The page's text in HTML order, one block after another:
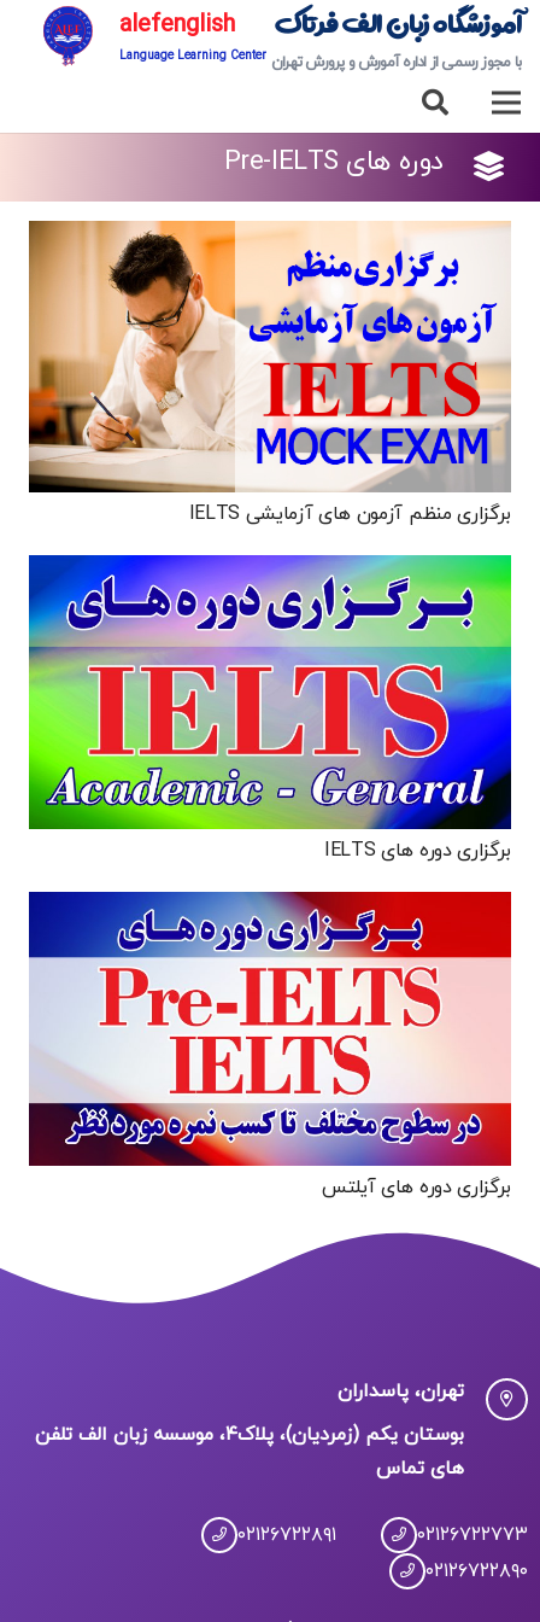
آموزشگاه زبان الف فرتاک
با مجوز رسمی از اداره آمورش و پرورش تهران
alefenglish
Language Learning Center
دوره های Pre-IELTS
برگزاری منظم آزمون های آزمایشی IELTS
برگزاری دوره های IELTS
برگزاری دوره های آیلتس
تهران، پاسداران
بوستان یکم (زمردیان)، پلاک۴، موسسه زبان الف تلفن
های تماس
۰۲۱۲۶۷۲۲۷۷۳
۰۲۱۲۶۷۲۲۸۹۱
۰۲۱۲۶۷۲۲۸۹۰